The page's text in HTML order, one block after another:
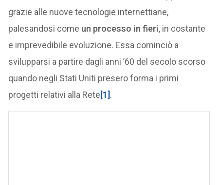
grazie alle nuove tecnologie internettiane,
palesandosi come un processo in fieri, in costante
e imprevedibile evoluzione. Essa cominciò a
svilupparsi a partire dagli anni ’60 del secolo scorso
quando negli Stati Uniti presero forma i primi
progetti relativi alla Rete[1].